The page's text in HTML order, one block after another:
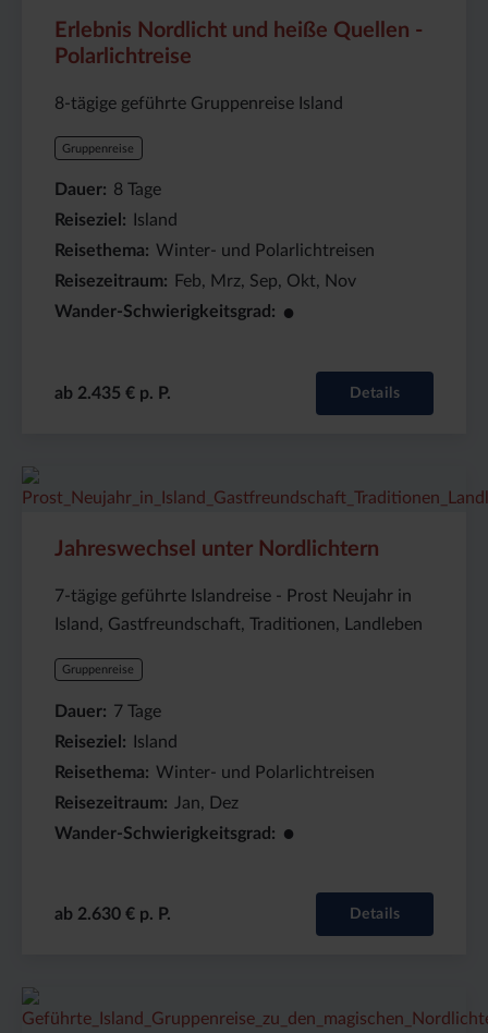
Erlebnis Nordlicht und heiße Quellen -
Polarlichtreise
8-tägige geführte Gruppenreise Island
Gruppenreise
Dauer 8 Tage
Reiseziel
Island
Reisethema
Winter- und Polarlichtreisen
Reisezeitraum
Feb, Mrz, Sep, Okt, Nov
Wander-Schwierigkeitsgrad
●
ab 2.435 € p. P. Details
2435€
Jahreswechsel unter Nordlichtern
7-tägige geführte Islandreise - Prost Neujahr in
Island, Gastfreundschaft, Traditionen, Landleben
Gruppenreise
Dauer 7 Tage
Reiseziel
Island
Reisethema
Winter- und Polarlichtreisen
Reisezeitraum
Jan, Dez
Wander-Schwierigkeitsgrad
●
ab 2.630 € p. P. Details
Preis
(ab):
2630€
Dauer:
7
Reiseziel
Island
Preis
(ab):
Dauer:
8
Reiseziel
Island